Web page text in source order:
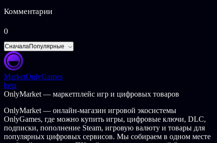
Комментарии
0
СначалаПопулярные
MarketOnlyGames
beta
OnlyMarket — маркетплейс игр и цифровых товаров
OnlyMarket — онлайн-магазин игровой экосистемы
OnlyGames, где можно купить игры, цифровые ключи, DLC,
подписки, пополнение Steam, игровую валюту и товары для
популярных цифровых сервисов. Мы собираем в одном месте